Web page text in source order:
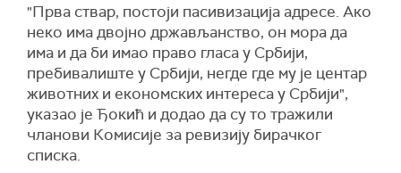
"Прва ствар, постоји пасивизација адресе. Ако
неко има двојно држављанство, он мора да
има и да би имао право гласа у Србији,
пребивалиште у Србији, негде где му је центар
животних и економских интереса у Србији",
указао је Ђокић и додао да су то тражили
чланови Комисије за ревизију бирачког
списка.